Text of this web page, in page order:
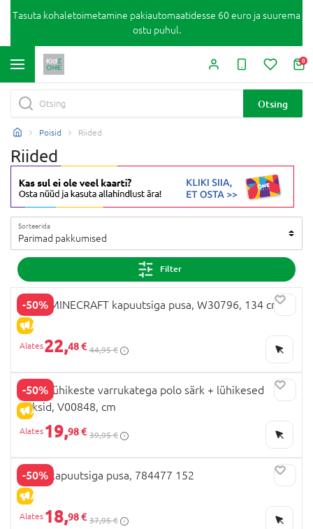
Tasuta kohaletoimetamine pakiautomaatidesse 60 euro ja suurema
ostu puhul.
0
Otsing
Poisid Riided
Riided
Sorteerida
Parimad pakkumised
Filter
-50%
ALLAHINDLUS
NEXT MINECRAFT kapuutsiga pusa, W30796, 134 cm
22,48 € 44,95 €
-50%
ALLAHINDLUS
NEXT lühikeste varrukatega polo särk + lühikesed
püksid, V00848, cm
19,98 € 39,95 €
-50%
ALLAHINDLUS
NEXT kapuutsiga pusa, 784477 152
18,98 € 37,95 €